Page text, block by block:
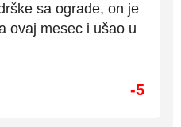
sa ograde, on je
ovaj mesec i ušao u
-5